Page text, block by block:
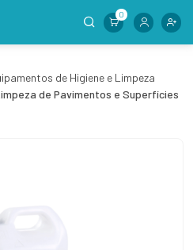
0
de Higiene e Limpeza
de Pavimentos e Superfícies